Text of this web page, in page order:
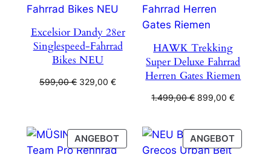
ANGEBOT
Excelsior Dandy 28er
Singlespeed-Fahrrad
Bikes NEU
599,00€ Ursprünglicher
329,00€Aktueller
HAWK Trekking
Super Deluxe Fahrrad
Herren Gates Riemen
1.499,00€ Ursprünglicher
1.499,00 €
899,00€Aktueller
899,00
ANGEBOTPRODUKT
IM
ANGEBOT
IM